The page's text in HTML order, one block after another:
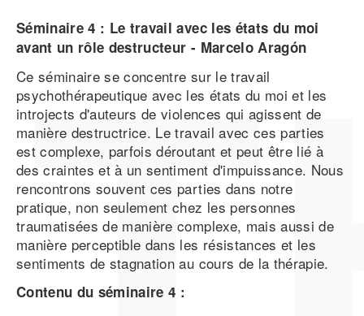
Séminaire 4 : Le travail avec les états du moi
avant un rôle destructeur - MarceloAragón
Ce séminaire se concentre sur le travail
psychothérapeutique avec les états du moi et les
introjects d'auteurs de violences qui agissent de
manière destructrice. Le travail avec ces parties
est complexe, parfois déroutant et peut être lié à
des craintes et à un sentiment d'impuissance. Nous
rencontrons souvent ces parties dans notre
pratique, non seulement chez les personnes
traumatisées de manière complexe, mais aussi de
manière perceptible dans les résistances et les
sentiments de stagnation au cours de la thérapie.
Contenu du séminaire 4 :